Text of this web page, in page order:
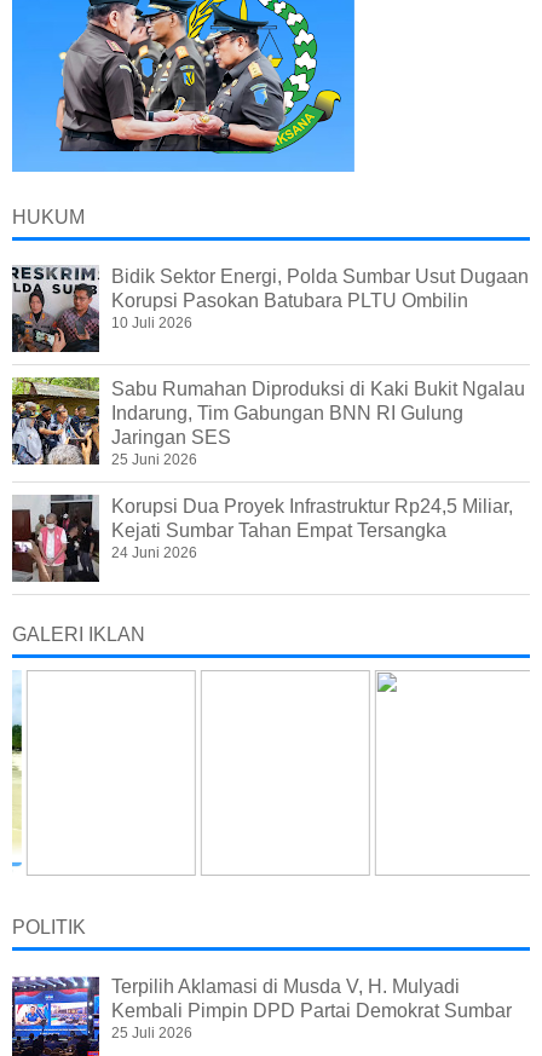
HUKUM
Bidik Sektor Energi, Polda Sumbar Usut Dugaan
Korupsi Pasokan Batubara PLTU Ombilin
10 Juli 2026
Sabu Rumahan Diproduksi di Kaki Bukit Ngalau
Indarung, Tim Gabungan BNN RI Gulung
Jaringan SES
25 Juni 2026
Korupsi Dua Proyek Infrastruktur Rp24,5 Miliar,
Kejati Sumbar Tahan Empat Tersangka
24 Juni 2026
GALERI IKLAN
POLITIK
Terpilih Aklamasi di Musda V, H. Mulyadi
Kembali Pimpin DPD Partai Demokrat Sumbar
25 Juli 2026